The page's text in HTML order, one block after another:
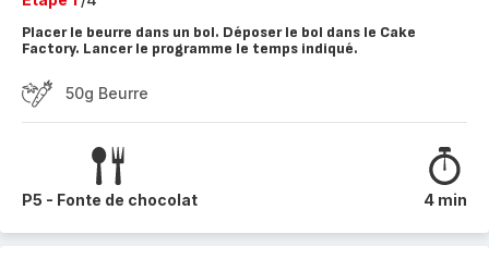
Placer le beurre dans un bol. Déposer le bol dans le Cake
Factory. Lancer le programme le temps indiqué.
50g Beurre
P5 - Fonte de chocolat 4 min